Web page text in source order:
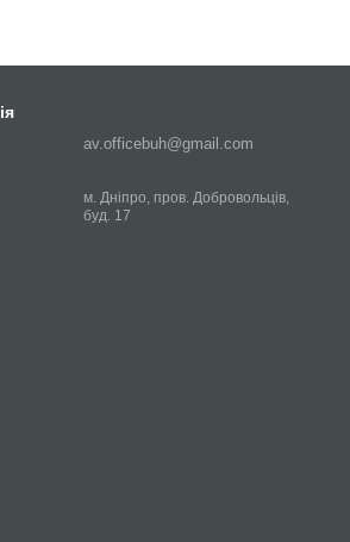
av.officebuh@gmail.com
м. Дніпро, пров. Добровольців,
буд. 17